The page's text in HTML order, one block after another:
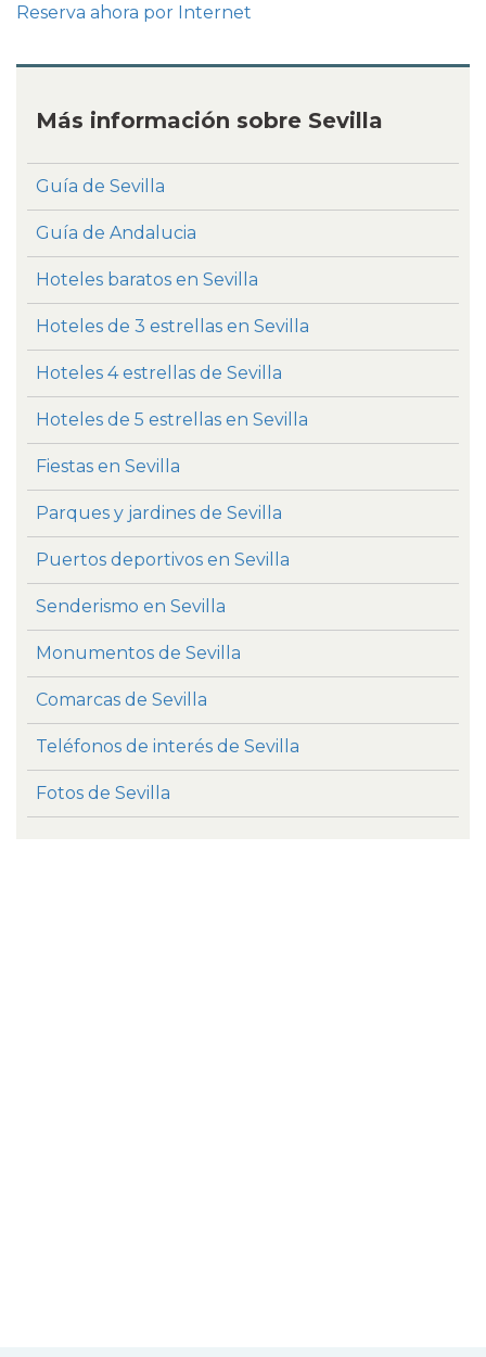
Reserva ahora por Internet
Más información sobre Sevilla
Guía de Sevilla
Guía de Andalucia
Hoteles baratos en Sevilla
Hoteles de 3 estrellas en Sevilla
Hoteles 4 estrellas de Sevilla
Hoteles de 5 estrellas en Sevilla
Fiestas en Sevilla
Parques y jardines de Sevilla
Puertos deportivos en Sevilla
Senderismo en Sevilla
Monumentos de Sevilla
Comarcas de Sevilla
Teléfonos de interés de Sevilla
Fotos de Sevilla